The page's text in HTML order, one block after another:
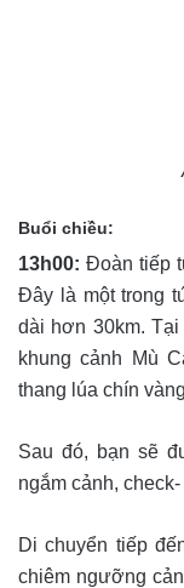
Buổi chiều:
13h00: Đoàn tiếp
Đây là một trong
dài hơn 30km.
khung cảnh Mù
thang lúa chín
Sau đó, bạn sẽ
ngắm cảnh, check-
Di chuyển tiếp
chiêm ngưỡng